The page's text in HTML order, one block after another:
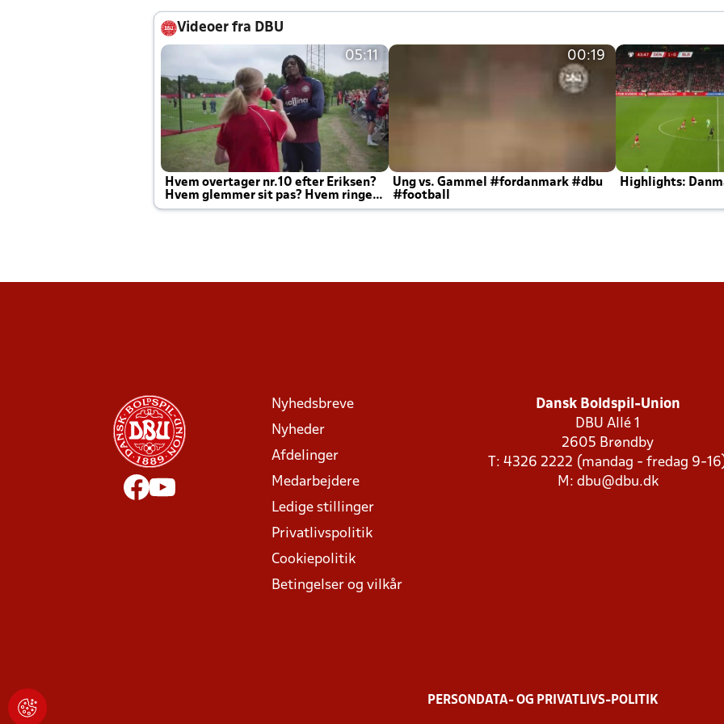
Videoer fra DBU
05:11
Hvem overtager nr.10 efter Eriksen?
Hvem glemmer sit pas? Hvem ringer
Joachim altid til efter kampe?
00:19
Ung vs. Gammel #fordanmark #dbu
#football
Highlights:
Nyhedsbreve
Nyheder
Afdelinger
Medarbejdere
Ledige stillinger
Privatlivspolitik
Cookiepolitik
Betingelser og vilkår
Dansk Boldspil-Union
DBU Allé 1
2605 Brøndby
T: 4326 2222 (mandag - fredag 9-
M: dbu@dbu.dk
PERSONDATA- OG PRIVATLIVS-POLITIK